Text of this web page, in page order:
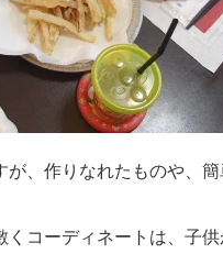
が、作りなれたものや、
くコーディネートは、子供